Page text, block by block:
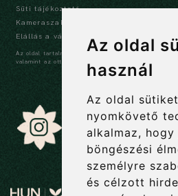
Az oldal
használ
Az oldal
nyomkövető
alkalmaz,
böngészési
személyre
és célzott
Süti tájékoztató
Kameraszabályzat és tájékoztató
Elállás a vásárlástól
Az oldal tartalma szerzői jogi védelem alatt áll, a
valamint az ott megjelölt szerző megnevezése